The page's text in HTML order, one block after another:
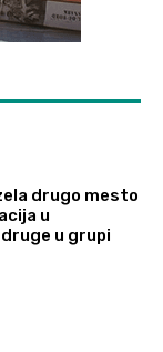
drugo mesto
u
u grupi